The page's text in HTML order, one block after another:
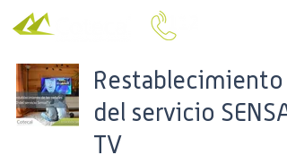
Restablecimiento
del servicio SENSA
TV